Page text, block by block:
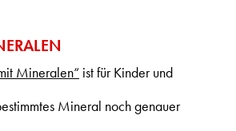
Mineralen“ ist für Kinder und
Mineral noch genauer